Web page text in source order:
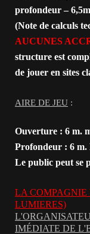
profondeur –
(Note de calculs
AUCUNES
structure est
de jouer en sites
AIRE DE JEU :
Ouverture : 6 m.
Profondeur : 6
Le public peut se
LA COMPAGNIE
LUMIERES)
IMÉDIATE DE